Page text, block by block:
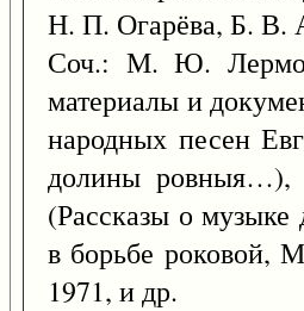
Н. П. Огарёва, Б. В.
Соч.: М. Ю.
материалы и
народных песен
долины ровныя…),
(Рассказы о
в борьбе роковой,
1971, и др.